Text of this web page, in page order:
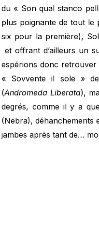
du « Son qual stanco
plus poignante de tout le
six pour la première),
et offrant d’ailleurs un
espérions donc retrouver
« Sovvente il sole »
(Andromeda Liberata),
degrés, comme il y a
(Nebra), déhanchements
jambes après tant de…